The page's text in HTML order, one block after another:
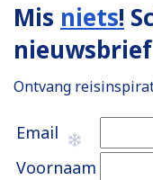
Mis niets!
nieuwsbrief
Ontvang
Email
Voornaam